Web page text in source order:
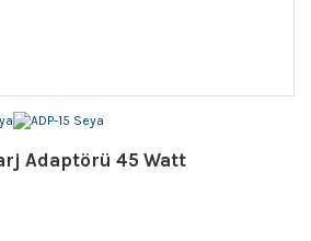
Adaptörü 45 Watt